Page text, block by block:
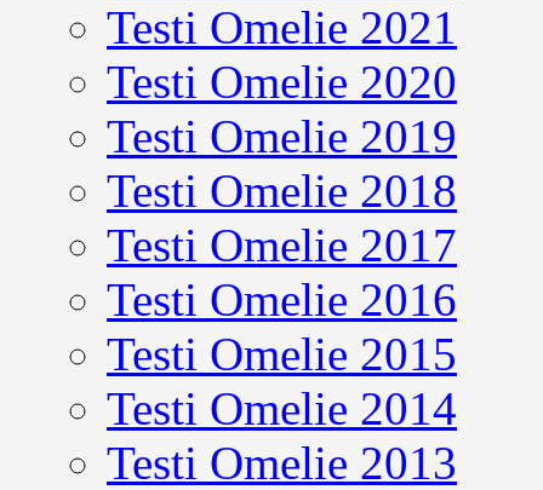
Testi Omelie 2021
Testi Omelie 2020
Testi Omelie 2019
Testi Omelie 2018
Testi Omelie 2017
Testi Omelie 2016
Testi Omelie 2015
Testi Omelie 2014
Testi Omelie 2013